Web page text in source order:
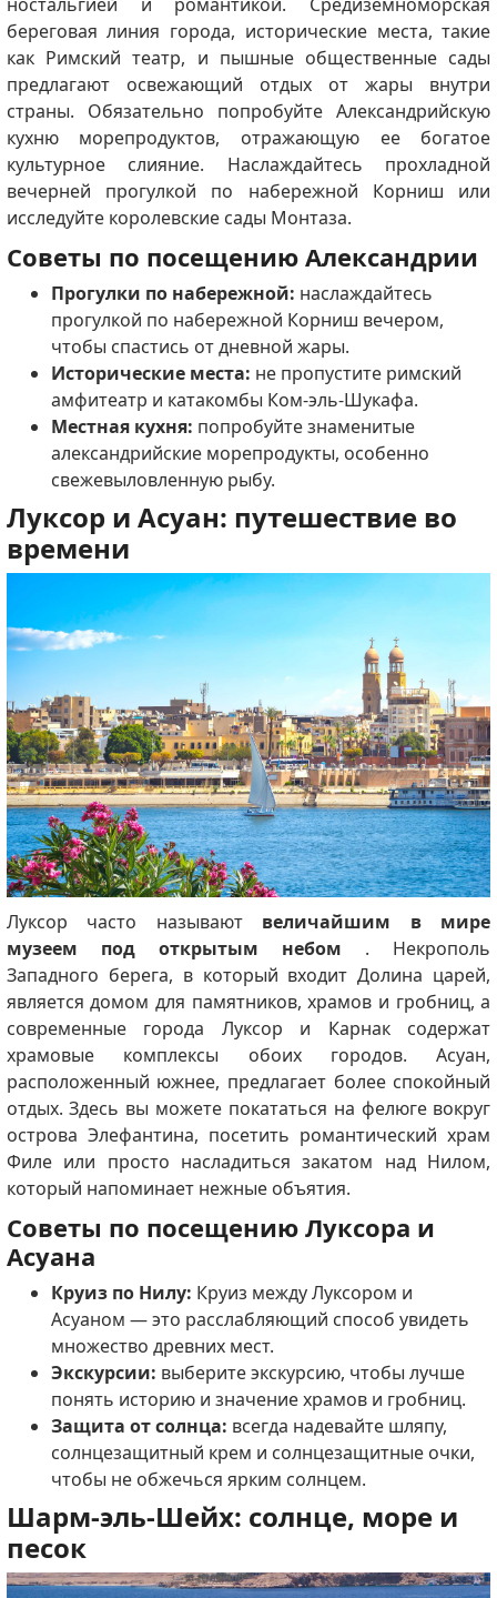
береговая линия города, исторические места, такие
как Римский театр, и пышные общественные сады
предлагают освежающий отдых от жары внутри
страны. Обязательно попробуйте Александрийскую
кухню морепродуктов, отражающую ее богатое
культурное слияние. Наслаждайтесь прохладной
вечерней прогулкой по набережной Корниш или
исследуйте королевские сады Монтаза.
Советы по посещению Александрии
Прогулки по набережной: наслаждайтесь
прогулкой по набережной Корниш вечером,
чтобы спастись от дневной жары.
Исторические места: не пропустите римский
амфитеатр и катакомбы Ком-эль-Шукафа.
Местная кухня: попробуйте знаменитые
александрийские морепродукты, особенно
свежевыловленную рыбу.
Луксор и Асуан: путешествие во
времени
Луксор часто называют величайшим в мире
музеем под открытым небом . Некрополь
Западного берега, в который входит Долина царей,
является домом для памятников, храмов и гробниц, а
современные города Луксор и Карнак содержат
храмовые комплексы обоих городов. Асуан,
расположенный южнее, предлагает более спокойный
отдых. Здесь вы можете покататься на фелюге вокруг
острова Элефантина, посетить романтический храм
Филе или просто насладиться закатом над Нилом,
который напоминает нежные объятия.
Советы по посещению Луксора и
Асуана
Круиз по Нилу: Круиз между Луксором и
Асуаном — это расслабляющий способ увидеть
множество древних мест.
Экскурсии: выберите экскурсию, чтобы лучше
понять историю и значение храмов и гробниц.
Защита от солнца: всегда надевайте шляпу,
солнцезащитный крем и солнцезащитные очки,
чтобы не обжечься ярким солнцем.
Шарм-эль-Шейх: солнце, море и
песок